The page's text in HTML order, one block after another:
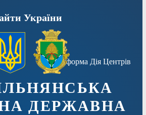
України
Платформа Дія Центрів
ДЕРЖАВНА